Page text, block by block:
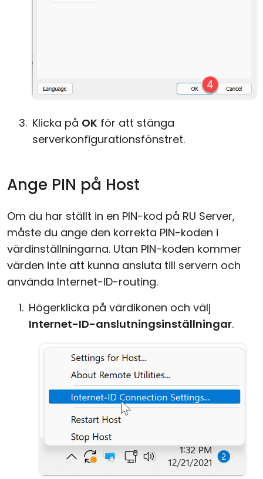
Klicka på OK för att stänga
serverkonfigurationsfönstret.
Ange PIN på Host
Om du har ställt in en PIN-kod på RU Server,
måste du ange den korrekta PIN-koden i
värdinställningarna. Utan PIN-koden kommer
värden inte att kunna ansluta till servern och
använda Internet-ID-routing.
Högerklicka på värdikonen och välj
Internet-ID-anslutningsinställningar.